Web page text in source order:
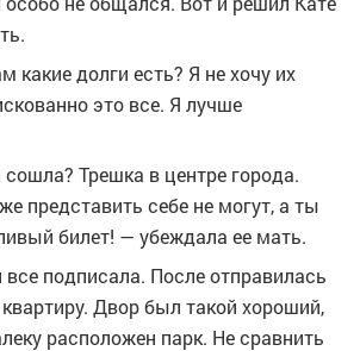
какие долги есть? Я не хочу их
это все. Я лучше
Трешка в центре города.
представить себе не могут, а ты
билет! — убеждала ее мать.
подписала. После отправилась
Двор был такой хороший,
расположен парк. Не сравнить